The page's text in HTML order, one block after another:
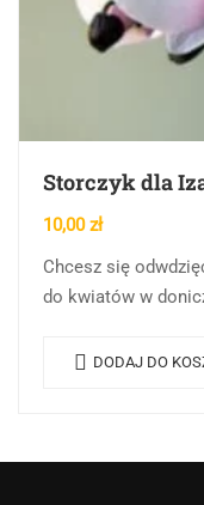
Storczyk dla
10,00zł
Chcesz się
do kwiatów w
DODAJ DO